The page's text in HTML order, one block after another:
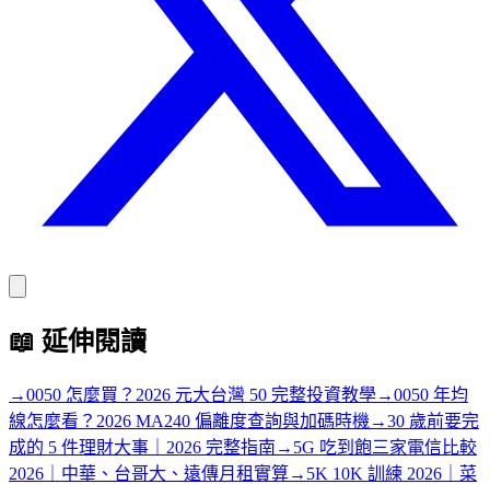
📖 延伸閱讀
→0050 怎麼買？2026 元大台灣 50 完整投資教學→0050 年均
線怎麼看？2026 MA240 偏離度查詢與加碼時機 →30 歲前要完
成的 5 件理財大事｜2026 完整指南 → 5G 吃到飽三家電信比較
2026｜中華、台哥大、遠傳月租實算→ 5K 10K 訓練 2026｜菜